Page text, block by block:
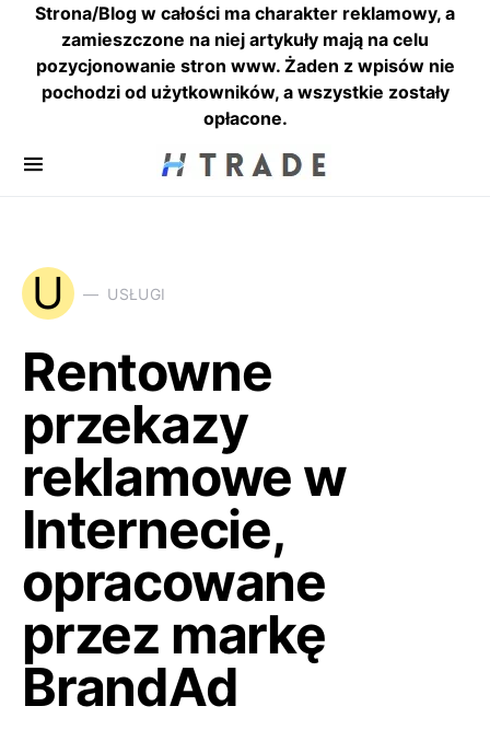
Strona/Blog w całości ma charakter reklamowy, a
zamieszczone na niej artykuły mają na celu
pozycjonowanie stron www. Żaden z wpisów nie
pochodzi od użytkowników, a wszystkie zostały
opłacone.
U USŁUGI
Rentowne
przekazy
reklamowe w
Internecie,
opracowane
przez markę
BrandAd